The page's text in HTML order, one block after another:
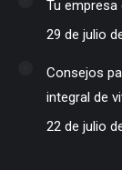
Tu
29 de julio
Consejos
integral de
22 de julio